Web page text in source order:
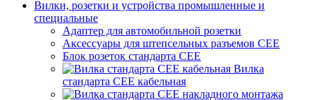
Вилки, розетки и устройства промышленные и
специальные
Адаптер для автомобильной розетки
Аксессуары для штепсельных разъемов CEE
Блок розеток стандарта CEE
Вилка
стандарта CEE кабельная